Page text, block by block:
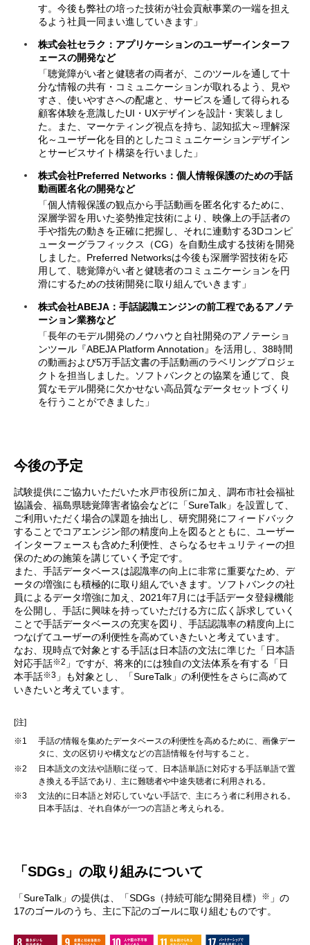
す。今後も弊社の培った技術が社会貢献事業の一端を担え
るよう社員一同まい進していきます」
株式会社セラク：アプリケーションのユーザーインターフ
ェースの開発など
「聴覚障がい者と健聴者の両者が、このツールを通して十
分な情報の共有・コミュニケーションが取れるよう、見や
すさ、使いやすさへの配慮と、サービスを通して得られる
顧客体験を意識したUI・UXデザインを設計・実装しまし
た。また、マーケティング視点を持ち、認知拡大～理解深
化～ユーザー化を目的としたコミュニケーションデザイン
とサービスサイト構築を行いました」
株式会社Preferred Networks：個人情報保護のための手話
動画匿名化の開発など
「個人情報保護の観点から手話動画を匿名化するために、
深層学習を用いた姿勢推定技術により、映像上の手話者の
手や指先の動きを正確に把握し、それに連動する3Dコンピ
ューターグラフィックス（CG）を自動生成する技術を開発
しました。Preferred Networksは今後も深層学習技術を応
用して、聴覚障がい者と健聴者のコミュニケーションを円
滑にするための技術開発に取り組んでいきます」
株式会社ABEJA：手話認識エンジンの前工程であるアノテ
ーション業務など
「長年のモデル開発のノウハウと自社開発のアノテーショ
ンツール『ABEJA Platform Annotation』を活用し、38時間
の動画および5万手話文書の手話動画のラベリングプロジェ
クトを担当しました。ソフトバンクとの協業を通じて、良
質なモデル開発に欠かせない高品質なデータセットづくり
を行うことができました」
今後の予定
試験提供にご協力いただいた水戸市役所に加え、調布市社会福祉
協議会、福島県聴覚障害者協会などに「SureTalk」を設置して、
ご利用いただく場合の課題を抽出し、研究開発にフィードバック
することでコアエンジン部の精度向上を図るとともに、ユーザー
インターフェースも含めた利便性、さらなるセキュリティーの担
保のための施策を講じていく予定です。
また、手話データベースは認識率の向上に非常に重要なため、デ
ータの増強にも積極的に取り組んでいきます。ソフトバンクの社
員によるデータ増強に加え、2021年7月には手話データ登録機能
を公開し、手話に興味を持っていただける方に広く訴求していく
ことで手話データベースの充実を図り、手話認識率の精度向上に
つなげてユーザーの利便性を高めていきたいと考えています。
なお、現時点で対象とする手話は日本語の文法に準じた「日本語
対応手話※2 」ですが、将来的には独自の文法体系を有する「日
本手話※3 」も対象とし、「SureTalk」の利便性をさらに高めて
いきたいと考えています。
[注]
※1
手話の情報を集めたデータベースの利便性を高めるために、画像デー
タに、文の区切りや構文などの言語情報を付与すること。
※2
日本語文の文法や語順に従って、日本語単語に対応する手話単語で置
き換える手話であり、主に難聴者や中途失聴者に利用される。
※3
文法的に日本語と対応していない手話で、主にろう者に利用される。
日本手話は、それ自体が一つの言語と考えられる。
「SDGs」の取り組みについて
「SureTalk」の提供は、「SDGs（持続可能な開発目標） ※ 」の
17のゴールのうち、主に下記のゴールに取り組むものです。